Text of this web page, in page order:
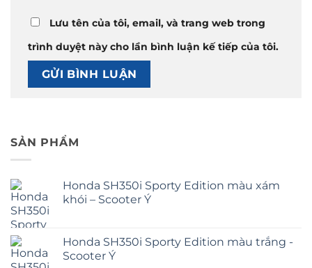
Lưu tên của tôi, email, và trang web trong
trình duyệt này cho lần bình luận kế tiếp của tôi.
SẢN PHẨM
Honda SH350i Sporty Edition màu xám
khói – Scooter Ý
Honda SH350i Sporty Edition màu trắng -
Scooter Ý